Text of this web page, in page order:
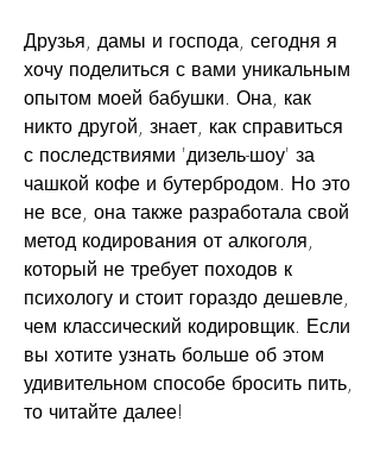
Друзья, дамы и господа, сегодня я
хочу поделиться с вами уникальным
опытом моей бабушки. Она, как
никто другой, знает, как справиться
с последствиями 'дизель-шоу' за
чашкой кофе и бутербродом. Но это
не все, она также разработала свой
метод кодирования от алкоголя,
который не требует походов к
психологу и стоит гораздо дешевле,
чем классический кодировщик. Если
вы хотите узнать больше об этом
удивительном способе бросить пить,
то читайте далее!